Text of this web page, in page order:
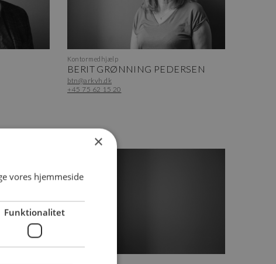
Kontormedhjælp
BERIT GRØNNING PEDERSEN
btn@arkvh.dk
+45 75 62 15 20
×
vores hjemmeside
Funktionalitet